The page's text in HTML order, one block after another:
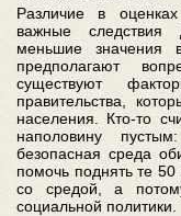
Различие в
важные следствия
меньшие
предполагают
существуют
правительства,
населения. Кто-то
наполовину
безопасная среда
помочь поднять те
со средой, а
социальной политики.